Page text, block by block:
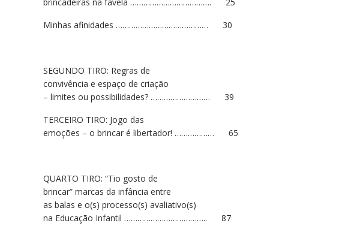
Minhas afinidades …………………………………… 30
SEGUNDO TIRO: Regras de
convivência e espaço de criação
– limites ou possibilidades? ……………………… 39
TERCEIRO TIRO: Jogo das
emoções – o brincar é libertador! ……………… 65
QUARTO TIRO: “Tio gosto de
brincar” marcas da infância entre
as balas e o(s) processo(s) avaliativo(s)
na Educação Infantil ……………………………….. 87